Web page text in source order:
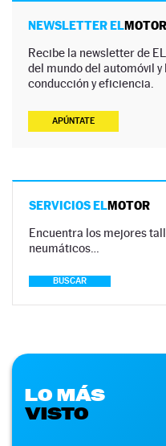
NEWSLETTER ELMOTOR
Recibe la newsletter de
del mundo del automóvil
conducción y eficiencia.
APÚNTATE
SERVICIOS ELMOTOR
Encuentra los mejores
neumáticos…
BUSCAR
LO MÁS
VISTO